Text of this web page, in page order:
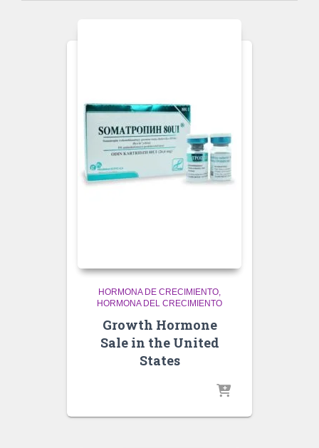
HORMONA DE CRECIMIENTO
HORMONA DEL CRECIMIENTO
Growth Hormone
Sale in the United
States